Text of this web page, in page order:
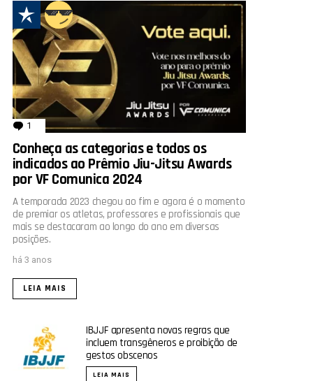
1 comentário
Conheça as categorias e todos os
indicados ao Prêmio Jiu-Jitsu Awards
por VF Comunica 2024
A temporada 2023 chegou ao fim e agora é o momento
de premiar os atletas, professores e profissionais que
mais se destacaram ao longo do ano em diversas
posições.
há 3 anos
LEIA MAIS
IBJJF apresenta novas regras que
incluem transgêneros e proibição de
gestos obscenos
LEIA MAIS